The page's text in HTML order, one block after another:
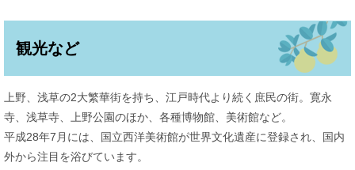
観光など
上野、浅草の2大繁華街を持ち、江戸時代より続く庶民の街。寛永
寺、浅草寺、上野公園のほか、各種博物館、美術館など。
平成28年7月には、国立西洋美術館が世界文化遺産に登録され、国内
外から注目を浴びています。